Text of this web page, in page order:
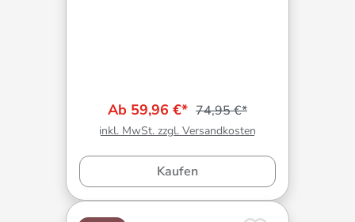
Ab 59,96 €* 74,95 €*
inkl. MwSt. zzgl. Versandkosten
Kaufen